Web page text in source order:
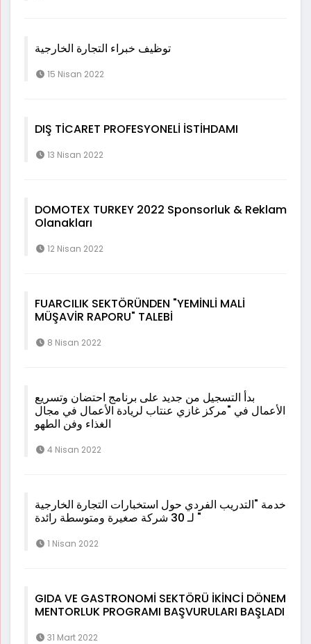
توظيف خبراء التجارة الخارجية
15 Nisan 2022
DIŞ TİCARET PROFESYONELİ İSTİHDAMI
13 Nisan 2022
DOMOTEX TURKEY 2022 Sponsorluk & Reklam
Olanakları
12 Nisan 2022
FUARCILIK SEKTÖRÜNDEN "YEMİNLİ MALİ
MÜŞAVİR RAPORU" TALEBİ
8 Nisan 2022
بدأ التسجيل من جديد على برنامج احتضان وتسريع
الأعمال في "مركز غازي عنتاب لريادة الأعمال في مجال
الغذاء وفن الطهو
4 Nisan 2022
خدمة "التدريب الفردي حول استخبارات التجارة الخارجية
" لـ 30 شركة صغيرة ومتوسطة رائدة
1 Nisan 2022
GIDA VE GASTRONOMİ SEKTÖRÜ İKİNCİ DÖNEM
MENTORLUK PROGRAMI BAŞVURULARI BAŞLADI
31 Mart 2022